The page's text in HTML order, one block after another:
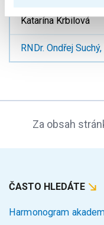
Katarína Krbilová
RNDr. Ondřej Suchý,
Za obsah
ČASTO HLEDÁTE
Harmonogram